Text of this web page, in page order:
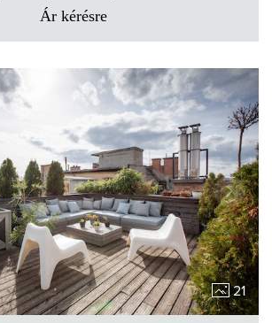
Ár kérésre
21